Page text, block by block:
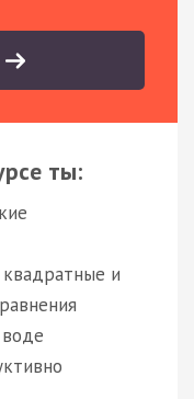
ты:
и